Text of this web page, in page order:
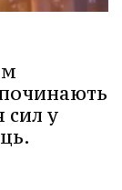
сил у